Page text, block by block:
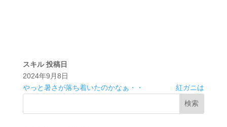
スキル 投稿日
2024年9月8日
やっと暑さが落ち着いたのかなぁ・・
紅ガニは
検索